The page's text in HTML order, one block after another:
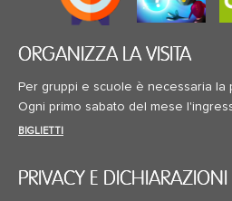
ORGANIZZA LA VISITA
Per gruppi e scuole è necessaria la
Ogni primo sabato del mese
BIGLIETTI
PRIVACY E DICHIARAZIONI